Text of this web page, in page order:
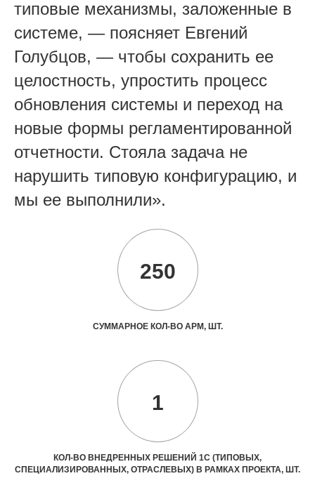
типовые механизмы, заложенные в
системе, — поясняет Евгений
Голубцов, — чтобы сохранить ее
целостность, упростить процесс
обновления системы и переход на
новые формы регламентированной
отчетности. Стояла задача не
нарушить типовую конфигурацию, и
мы ее выполнили».
250
СУММАРНОЕ КОЛ-ВО АРМ, ШТ.
1
КОЛ-ВО ВНЕДРЕННЫХ РЕШЕНИЙ 1С (ТИПОВЫХ,
СПЕЦИАЛИЗИРОВАННЫХ, ОТРАСЛЕВЫХ) В РАМКАХ ПРОЕКТА, ШТ.